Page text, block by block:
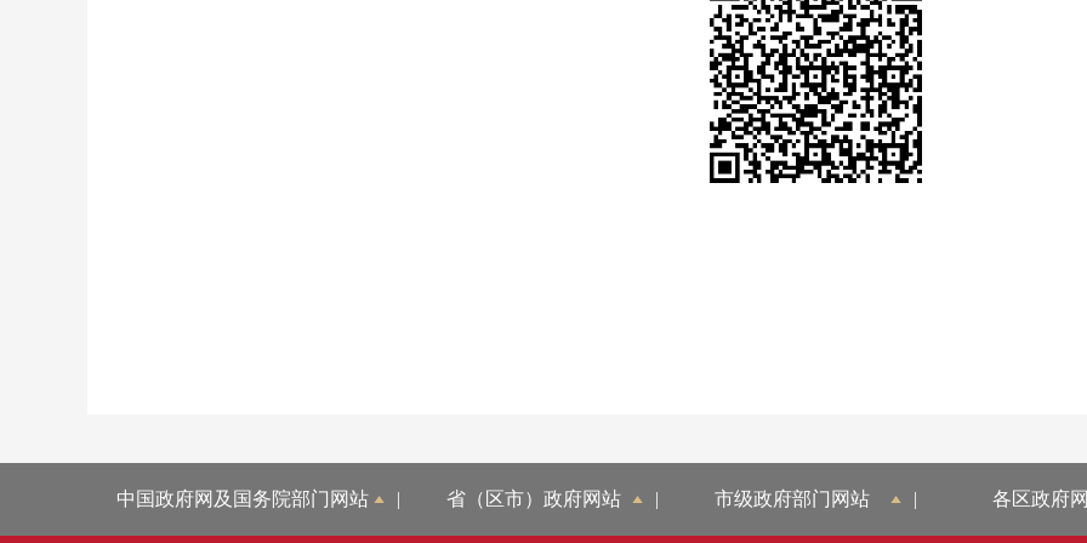
中国政府网及国务院部门网站 | 省（区市）政府网站 | 市级政府部门网站 | 各区政府